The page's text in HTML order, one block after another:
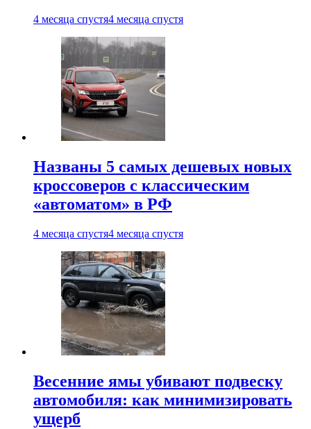
4 месяца спустя4 месяца спустя
Названы 5 самых дешевых новых
кроссоверов с классическим
«автоматом» в РФ
4 месяца спустя4 месяца спустя
Весенние ямы убивают подвеску
автомобиля: как минимизировать
ущерб